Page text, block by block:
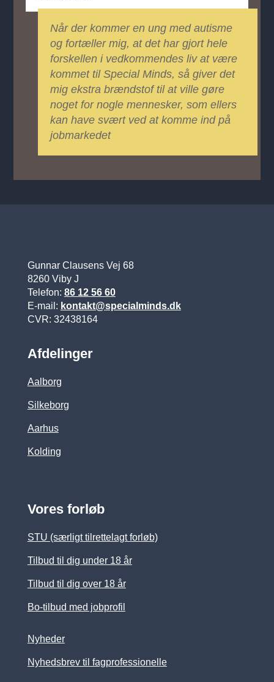
Når der kommer en ung med autisme
og fortæller mig, at det har gjort hele
forskellen i vedkommendes liv at være
kommet til Special Minds, så giver det
mig ekstra brændstof til at ville gøre
noget for nogle mennesker, som ellers
kan have svært ved at komme ind på
jobmarkedet
Gunnar Clausens Vej 68
8260 Viby J
Telefon: 86 12 56 60
E-mail: kontakt@specialminds.dk
CVR: 32438164
Afdelinger
Aalborg
Silkeborg
Aarhus
Kolding
Vores forløb
STU (særligt tilrettelagt forløb)
Tilbud til dig under 18 år
Tilbud til dig over 18 år
Bo-tilbud med jobprofil
Nyheder
Nyhedsbrev til fagprofessionelle